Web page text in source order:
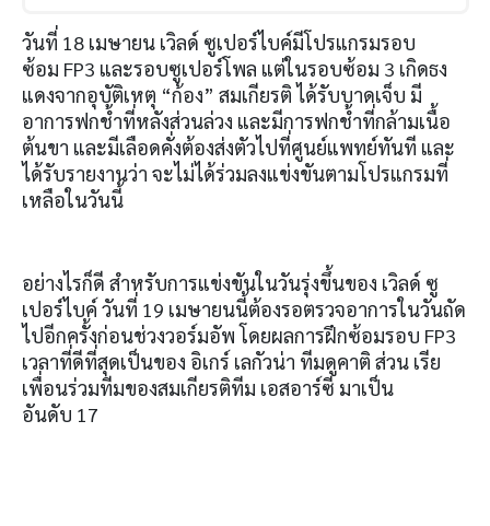
วันที่ 18 เมษายน เวิลด์ ซูเปอร์ไบค์มีโปรแกรมรอบ
ซ้อม FP3 และรอบซูเปอร์โพล แต่ในรอบซ้อม 3 เกิดธง
แดงจากอุบัติเหตุ “ก้อง” สมเกียรติ ได้รับบาดเจ็บ มี
อาการฟกช้ำที่หลังส่วนล่วง และมีการฟกช้ำที่กล้ามเนื้อ
ต้นขา และมีเลือดคั่งต้องส่งตัวไปที่ศูนย์แพทย์ทันที และ
ได้รับรายงานว่า จะไม่ได้ร่วมลงแข่งขันตามโปรแกรมที่
เหลือในวันนี้
อย่างไรก็ดี สำหรับการแข่งขันในวันรุ่งขึ้นของ เวิลด์ ซู
เปอร์ไบค์ วันที่ 19 เมษายนนี้ต้องรอตรวจอาการในวันถัด
ไปอีกครั้งก่อนช่วงวอร์มอัพ โดยผลการฝึกซ้อมรอบ FP3
เวลาที่ดีที่สุดเป็นของ อิเกร์ เลกัวน่า ทีมดูคาติ ส่วน เรีย
เพื่อนร่วมทีมของสมเกียรติทีม เอสอาร์ซี มาเป็น
อันดับ 17